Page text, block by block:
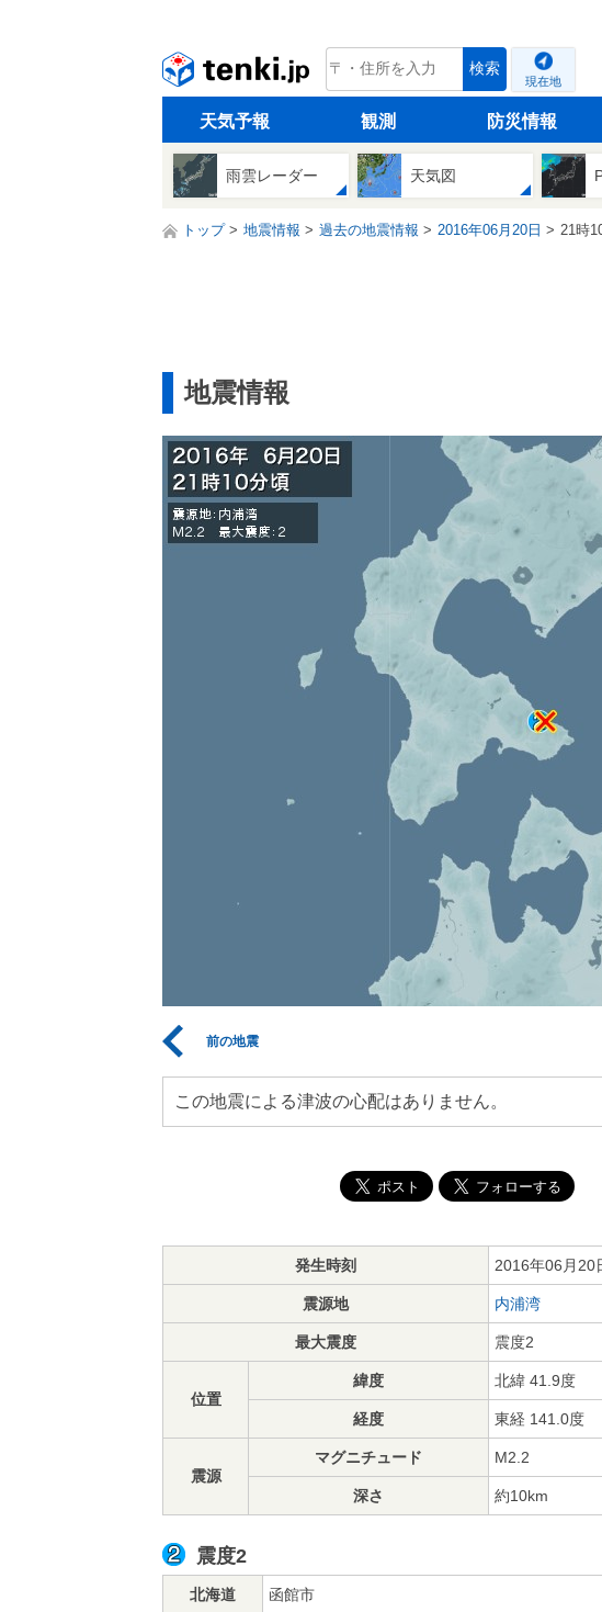
tenki.jp 検索
現在地
天気予報 観測 防災情報
雨雲レーダー 天気図
トップ 地震情報 過去の地震情報 2016年06月20日 21時
地震情報
前の地震
この地震による津波の心配はありません。
発生時刻 2016年06月20
震源地 内浦湾
最大震度 震度2
位置
緯度 北緯 41.9度
経度 東経 141.0度
震源
マグニチュード M2.2
深さ 約10km
震度2
北海道 函館市